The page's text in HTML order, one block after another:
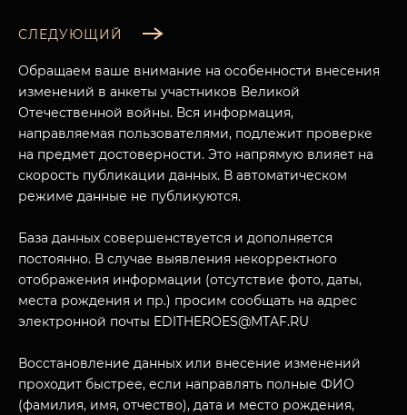
МУЗЕЙНЫЙ КОМПЛЕКС
СЛЕДУЮЩИЙ
Обращаем ваше внимание на особенности внесения
изменений в анкеты участников Великой
Отечественной войны. Вся информация,
направляемая пользователями, подлежит проверке
на предмет достоверности. Это напрямую влияет на
скорость публикации данных. В автоматическом
режиме данные не публикуются.
База данных совершенствуется и дополняется
постоянно. В случае выявления некорректного
отображения информации (отсутствие фото, даты,
места рождения и пр.) просим сообщать на адрес
электронной почты EDITHEROES@MTAF.RU
Восстановление данных или внесение изменений
проходит быстрее, если направлять полные ФИО
(фамилия, имя, отчество), дата и место рождения,